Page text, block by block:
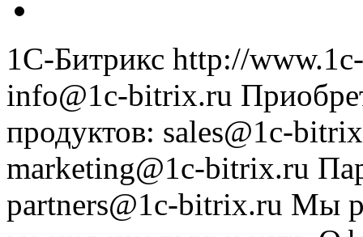
1С-Битрикс http://
info@1c-bitrix.ru
продуктов: sales@1c-
marketing@1c-bitrix.ru
partners@1c-bitrix.ru Мы